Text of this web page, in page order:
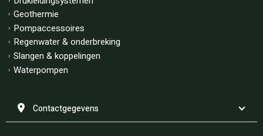
Geothermie
Pompaccessoires
Regenwater & onderbreking
Slangen & koppelingen
Waterpompen
Contactgegevens